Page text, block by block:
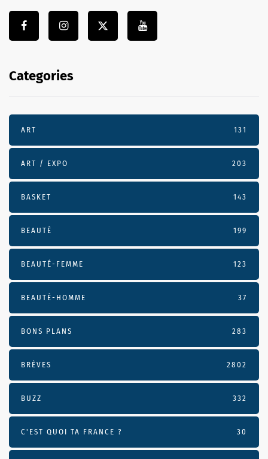
Categories
ART 131
ART / EXPO 203
BASKET 143
BEAUTÉ 199
BEAUTÉ-FEMME 123
BEAUTÉ-HOMME 37
BONS PLANS 283
BRÈVES 2802
BUZZ 332
C'EST QUOI TA FRANCE ? 30